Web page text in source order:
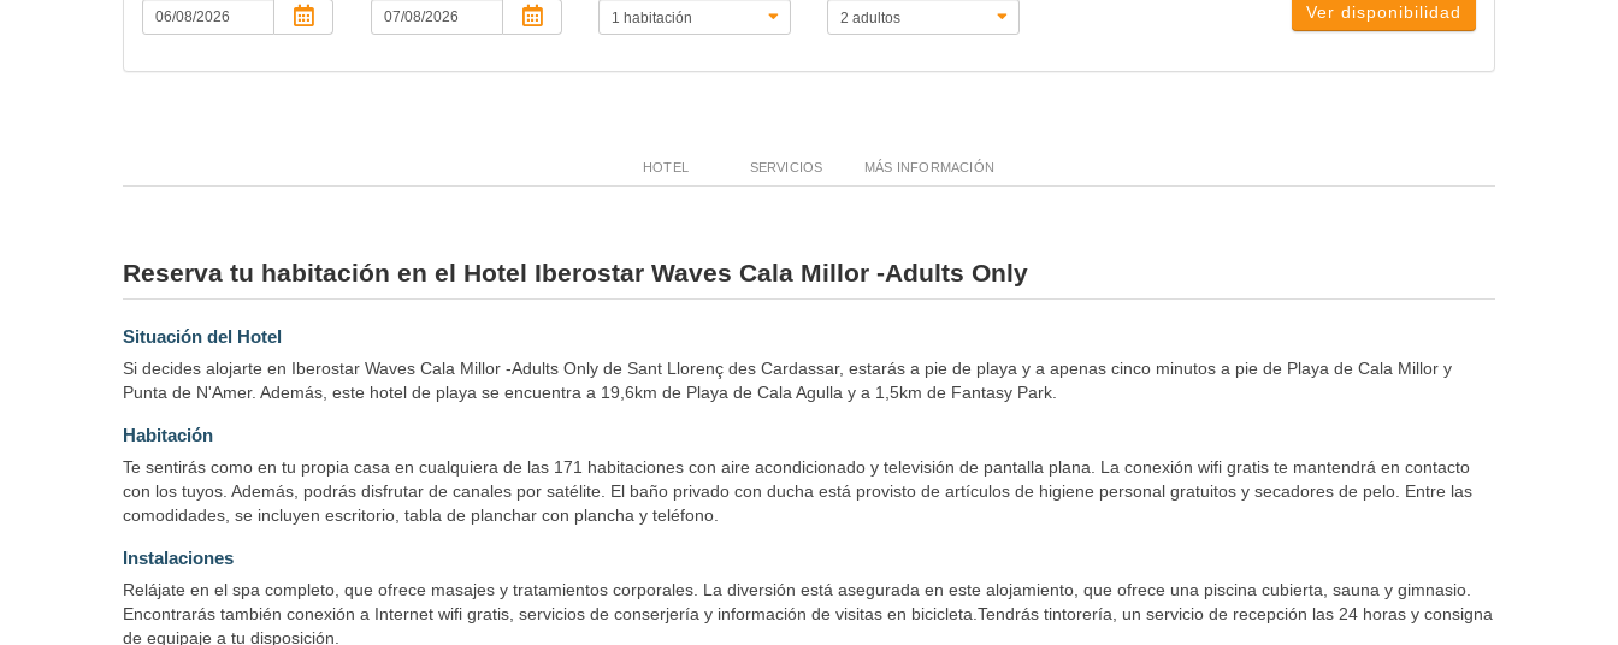
Ver disponibilidad
HOTEL SERVICIOS MÁS INFORMACIÓN
Reserva tu habitación en el Hotel Iberostar Waves Cala Millor -Adults Only
Situación del Hotel
Si decides alojarte en Iberostar Waves Cala Millor -Adults Only de Sant Llorenç des Cardassar, estarás a pie de playa y a apenas cinco minutos a pie de Playa de Cala Millor y
Punta de N'Amer. Además, este hotel de playa se encuentra a 19,6km de Playa de Cala Agulla y a 1,5km de Fantasy Park.
Habitación
Te sentirás como en tu propia casa en cualquiera de las 171 habitaciones con aire acondicionado y televisión de pantalla plana. La conexión wifi gratis te mantendrá en contacto
con los tuyos. Además, podrás disfrutar de canales por satélite. El baño privado con ducha está provisto de artículos de higiene personal gratuitos y secadores de pelo. Entre las
comodidades, se incluyen escritorio, tabla de planchar con plancha y teléfono.
Instalaciones
Relájate en el spa completo, que ofrece masajes y tratamientos corporales. La diversión está asegurada en este alojamiento, que ofrece una piscina cubierta, sauna y gimnasio.
Encontrarás también conexión a Internet wifi gratis, servicios de conserjería y información de visitas en bicicleta.Tendrás tintorería, un servicio de recepción las 24 horas y consigna
de equipaje a tu disposición.